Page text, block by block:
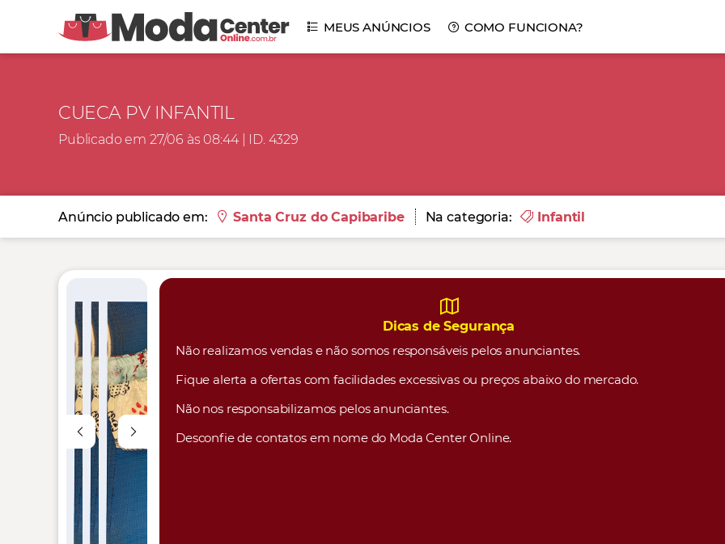
MEUS ANÚNCIOS COMO FUNCIONA?
CUECA PV INFANTIL
Publicado em 27/06 às 08:44 | ID. 4329
Anúncio publicado em: Santa Cruz do Capibaribe Na categoria: Infantil
Dicas de Segurança
Não realizamos vendas e não somos responsáveis pelos anunciantes.
Fique alerta a ofertas com facilidades excessivas ou preços abaixo do mercado.
Não nos responsabilizamos pelos anunciantes.
Desconfie de contatos em nome do Moda Center Online.